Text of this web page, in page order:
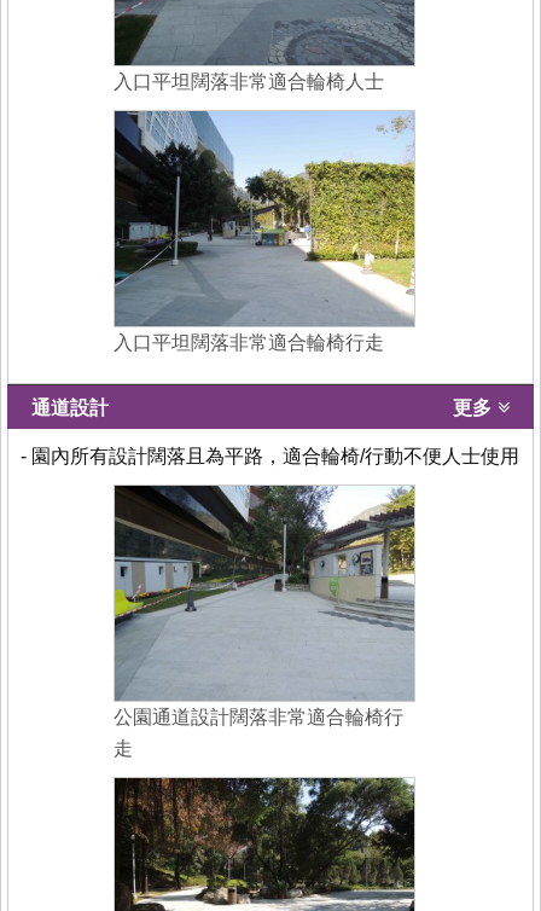
入口平坦闊落非常適合輪椅人士
入口平坦闊落非常適合輪椅行走
通道設計 更多
- 園內所有設計闊落且為平路，適合輪椅/行動不便人士使用
公園通道設計闊落非常適合輪椅行
走